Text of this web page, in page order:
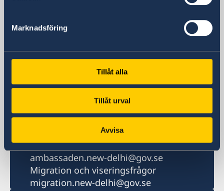
Marknadsföring
Tillåt alla
Tillåt urval
Avvisa
New Delhi, 110 021
Ambassadens växel
+91 11 4419 7100
Migration
+91 11 4566 6300
+91 11 4419 7101
Allmänt
ambassaden.new-delhi@gov.se
Migration och viseringsfrågor
migration.new-delhi@gov.se